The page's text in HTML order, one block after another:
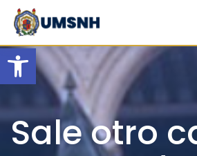
Open toolbar
Skip
content
Sale otro